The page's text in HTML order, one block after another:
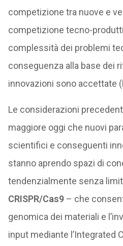
competizione tra nuove e
competizione tecno-
complessità dei problemi
conseguenza alla base dei
innovazioni sono accettate
Le considerazioni
maggiore oggi che nuovi
scientifici e conseguenti
stanno aprendo spazi di
tendenzialmente senza
CRISPR/Cas9– che
genomica dei materiali e
input mediante l’Integrated